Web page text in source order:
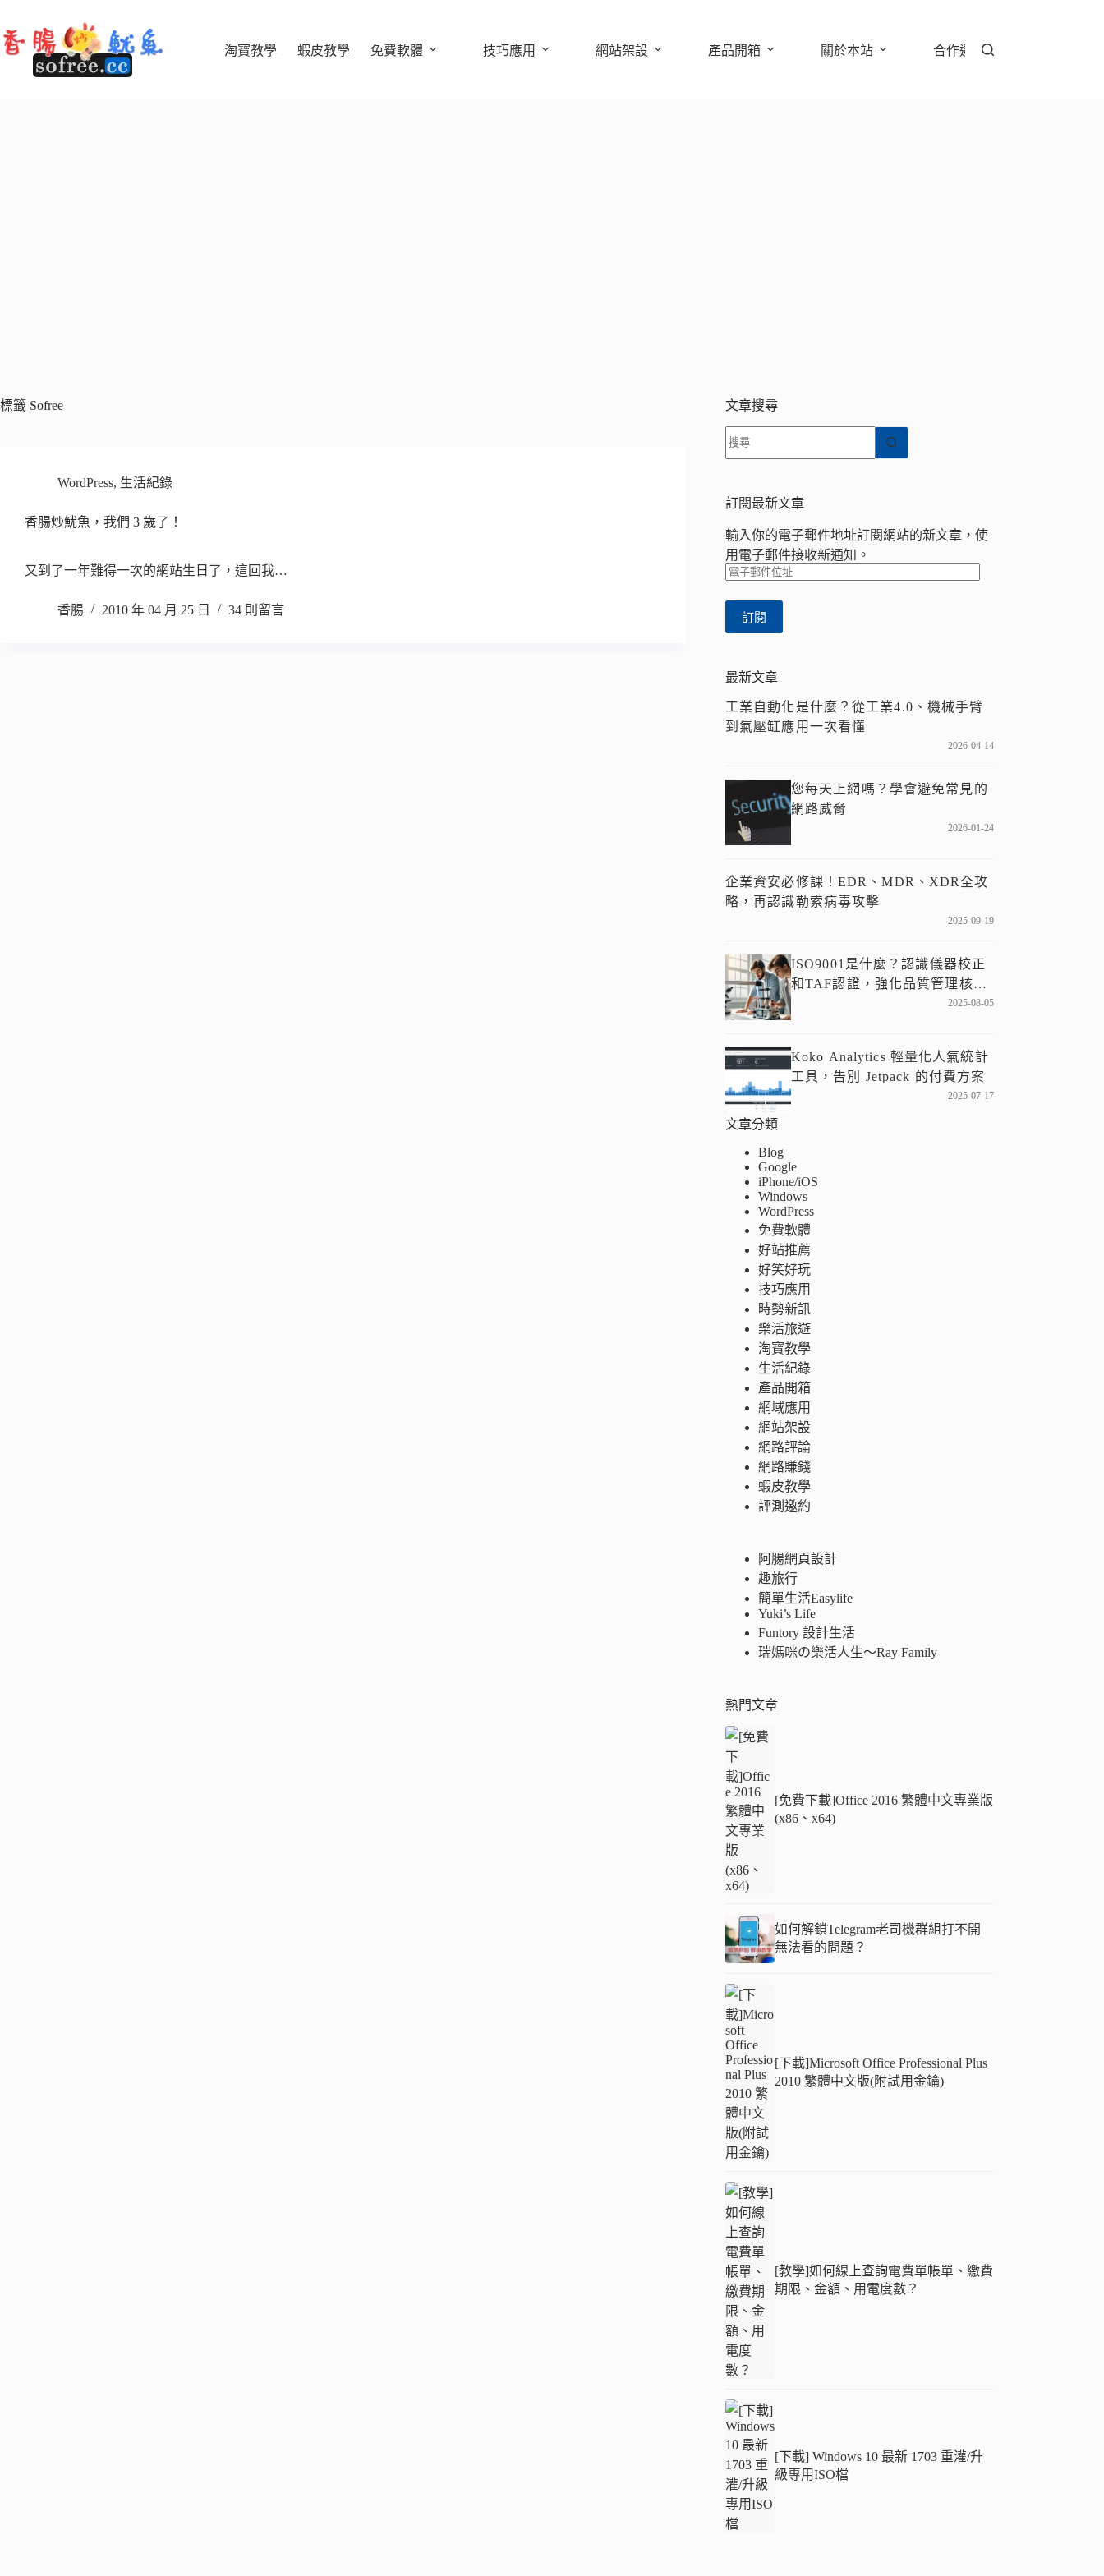
至
主
淘寶教學 蝦皮教學 免費軟體 技巧應用 網站架設 產品開箱 關於本站 合作邀約
標籤 Sofree
WordPress, 生活紀錄
香腸炒魷魚，我們 3 歲了！
又到了一年難得一次的網站生日了，這回我…
香腸 2010 年 04 月 25 日 34 則留言
文章搜尋
找
不
符
條
件
的
訂閱最新文章
輸入你的電子郵件地址訂閱網站的新文章，使
用電子郵件接收新通知。
電
郵
訂閱
最新文章
工業自動化是什麼？從工業4.0、機械手臂
到氣壓缸應用一次看懂
2026-04-14
您每天上網嗎？學會避免常見的
網路威脅
2026-01-24
企業資安必修課！EDR、MDR、XDR全攻
略，再認識勒索病毒攻擊
2025-09-19
ISO9001是什麼？認識儀器校正
和TAF認證，強化品質管理核
2025-08-05
Koko Analytics 輕量化人氣統計
工具，告別 Jetpack 的付費方案
2025-07-17
文章分類
Blog
Google
iPhone/iOS
Windows
WordPress
免費軟體
好站推薦
好笑好玩
技巧應用
時勢新訊
樂活旅遊
淘寶教學
生活紀錄
產品開箱
網域應用
網站架設
網路評論
網路賺錢
蝦皮教學
評測邀約
阿腸網頁設計
趣旅行
簡單生活Easylife
Yuki’s Life
Funtory 設計生活
瑞媽咪の樂活人生～Ray Family
熱門文章
[免費下載]Office 2016 繁體中文專業版
(x86、x64)
如何解鎖Telegram老司機群組打不開
無法看的問題？
[下載]Microsoft Office Professional Plus
2010 繁體中文版(附試用金鑰)
[教學]如何線上查詢電費單帳單、繳費
期限、金額、用電度數？
[下載] Windows 10 最新 1703 重灌/升
級專用ISO檔